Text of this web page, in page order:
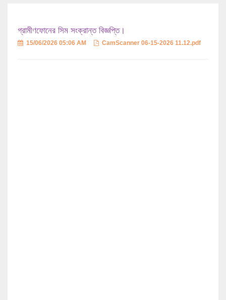
গ্রামীণফোনের সিম সংক্রান্ত বিজ্ঞপ্তি।
15/06/2026 05:06 AM CamScanner 06-15-2026 11.12.pdf